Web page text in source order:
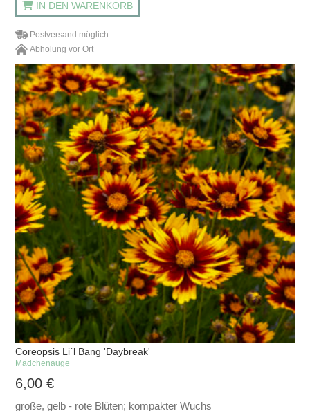
IN DEN WARENKORB
Postversand möglich
Abholung vor Ort
Coreopsis Li´l Bang 'Daybreak'
Mädchenauge
6,00€
große, gelb - rote Blüten; kompakter Wuchs